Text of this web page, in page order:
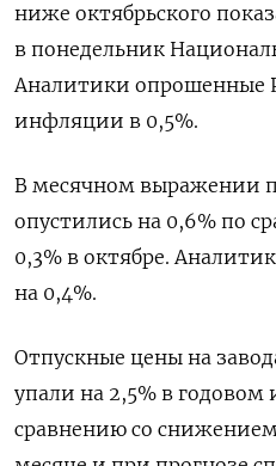
ниже октябрьского
в понедельник
Аналитики опрошенные
инфляции в 0,5%.
В месячном выражении
опустились на 0,6% по
0,3% в октябре.
на 0,4%.
Отпускные цены на
упали на 2,5% в годовом
сравнению со